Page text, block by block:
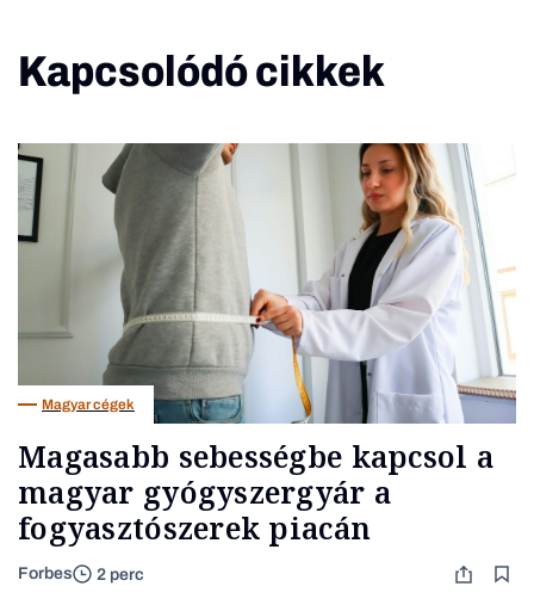
Kapcsolódó cikkek
Magyar cégek
Magasabb sebességbe kapcsol a
magyar gyógyszergyár a
fogyasztószerek piacán
Forbes 2 perc